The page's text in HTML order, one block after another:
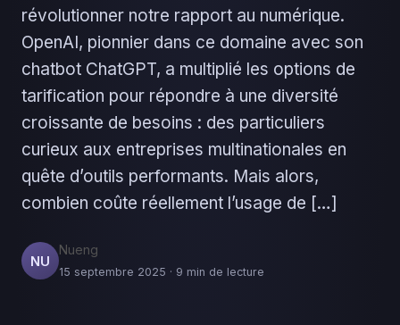
révolutionner notre rapport au numérique.
OpenAI, pionnier dans ce domaine avec son
chatbot ChatGPT, a multiplié les options de
tarification pour répondre à une diversité
croissante de besoins : des particuliers
curieux aux entreprises multinationales en
quête d’outils performants. Mais alors,
combien coûte réellement l’usage de […]
NU
Nueng
15 septembre 2025 · 9 min de lecture